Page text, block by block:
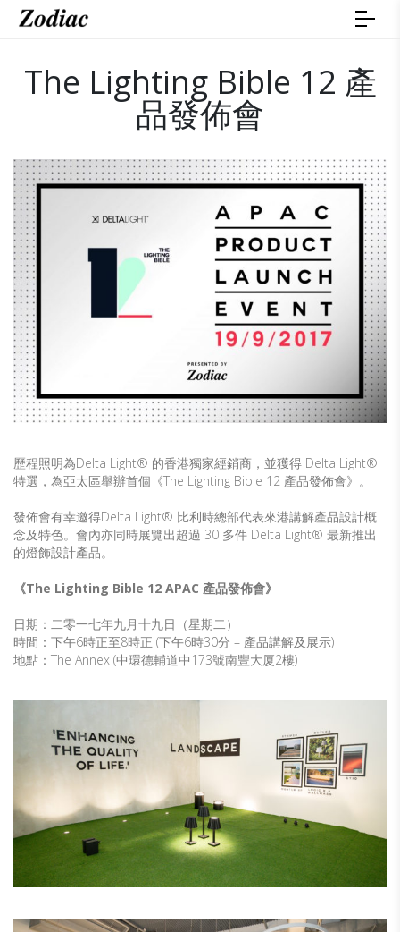
The Lighting Bible 12 產
品發佈會
歷程照明為Delta Light® 的香港獨家經銷商，並獲得 Delta Light®
特選，為亞太區舉辦首個《The Lighting Bible 12 產品發佈會》。
發佈會有幸邀得Delta Light® 比利時總部代表來港講解產品設計概
念及特色。會內亦同時展覽出超過 30 多件 Delta Light® 最新推出
的燈飾設計產品。
《The Lighting Bible 12 APAC 產品發佈會》
日期：二零一七年九月十九日（星期二）
時間：下午6時正至8時正 (下午6時30分 – 產品講解及展示)
地點：The Annex (中環德輔道中173號南豐大厦2樓)